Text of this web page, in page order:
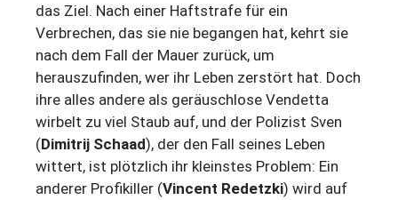
das Ziel. Nach einer Haftstrafe für ein
Verbrechen, das sie nie begangen hat, kehrt sie
nach dem Fall der Mauer zurück, um
herauszufinden, wer ihr Leben zerstört hat. Doch
ihre alles andere als geräuschlose Vendetta
wirbelt zu viel Staub auf, und der Polizist Sven
(Dimitrij Schaad), der den Fall seines Leben
wittert, ist plötzlich ihr kleinstes Problem: Ein
anderer Profikiller (Vincent Redetzki) wird auf